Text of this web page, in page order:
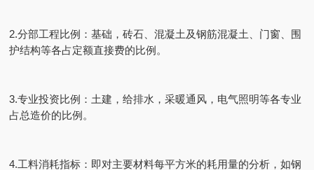
2.分部工程比例：基础，砖石、混凝土及钢筋混凝土、门窗、围
护结构等各占定额直接费的比例。
3.专业投资比例：土建，给排水，采暖通风，电气照明等各专业
占总造价的比例。
4.工料消耗指标：即对主要材料每平方米的耗用量的分析，如钢